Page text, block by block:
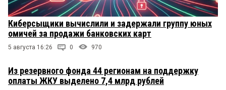
Киберсыщики вычислили и задержали группу юных
омичей за продажи банковских карт
5 августа 16:26 0 970
Из резервного фонда 44 регионам на поддержку
оплаты ЖКУ выделено 7,4 млрд рублей